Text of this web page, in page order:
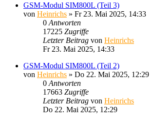
GSM-Modul SIM800L (Teil 3)
von Heinrichs » Fr 23. Mai 2025, 14:33
0 Antworten
17225 Zugriffe
Letzter Beitrag von Heinrichs
Fr 23. Mai 2025, 14:33
GSM-Modul SIM800L (Teil 2)
von Heinrichs » Do 22. Mai 2025, 12:29
0 Antworten
17663 Zugriffe
Letzter Beitrag von Heinrichs
Do 22. Mai 2025, 12:29